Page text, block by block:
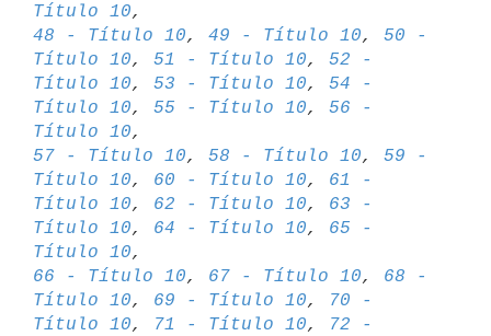
Título 10
48 - Título 10, 49 - Título 10, 50 -
Título 10, 51 - Título 10, 52 -
Título 10, 53 - Título 10, 54 -
Título 10, 55 - Título 10, 56 -
Título 10
57 - Título 10, 58 - Título 10, 59 -
Título 10, 60 - Título 10, 61 -
Título 10, 62 - Título 10, 63 -
Título 10, 64 - Título 10, 65 -
Título 10
66 - Título 10, 67 - Título 10, 68 -
Título 10, 69 - Título 10,
70 -
Título 10, 71 - Título 10,
72 -